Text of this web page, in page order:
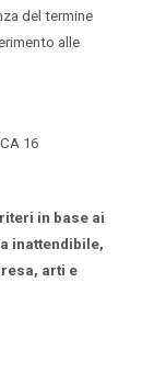
del termine
alle
16
in base ai
inattendibile,
arti e